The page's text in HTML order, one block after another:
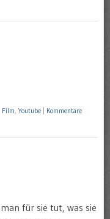
Film,Youtube Kommentare
für sie tut, was sie